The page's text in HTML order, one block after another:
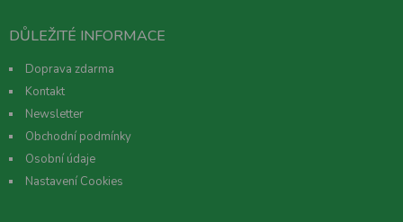
DŮLEŽITÉ INFORMACE
Doprava zdarma
Kontakt
Newsletter
Obchodní podmínky
Osobní údaje
Nastavení Cookies